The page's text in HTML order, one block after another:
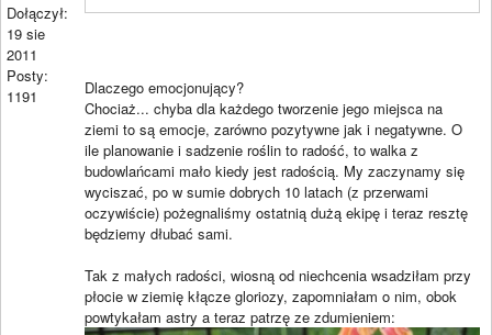
Dołączył:
19 sie
2011
Posty:
1191
Dlaczego emocjonujący?
Chociaż... chyba dla każdego tworzenie jego miejsca na
ziemi to są emocje, zarówno pozytywne jak i negatywne. O
ile planowanie i sadzenie roślin to radość, to walka z
budowlańcami mało kiedy jest radością. My zaczynamy się
wyciszać, po w sumie dobrych 10 latach (z przerwami
oczywiście) pożegnaliśmy ostatnią dużą ekipę i teraz resztę
będziemy dłubać sami.
Tak z małych radości, wiosną od niechcenia wsadziłam przy
płocie w ziemię kłącze gloriozy, zapomniałam o nim, obok
powtykałam astry a teraz patrzę ze zdumieniem: